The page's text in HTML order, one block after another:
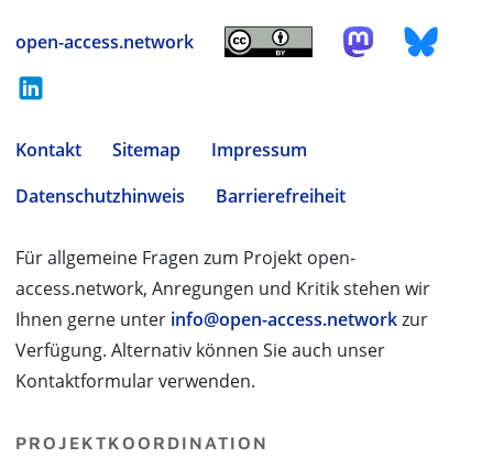
open-access.network
Kontakt Sitemap
Impressum
Datenschutzhinweis
Barrierefreiheit
Für allgemeine Fragen zum Projekt open-
access.network, Anregungen und Kritik stehen wir
Ihnen gerne unter info@open-access.networkzur
Verfügung. Alternativ können Sie auch unser
Kontaktformular verwenden.
PROJEKTKOORDINATION